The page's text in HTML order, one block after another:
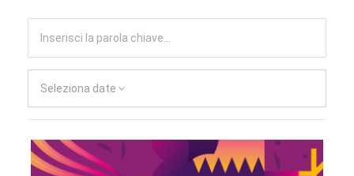
Seleziona date